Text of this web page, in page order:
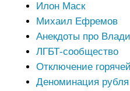
Илон Маск
Михаил Ефремов
Анекдоты про
ЛГБТ-сообщество
Отключение
Деноминация рубля